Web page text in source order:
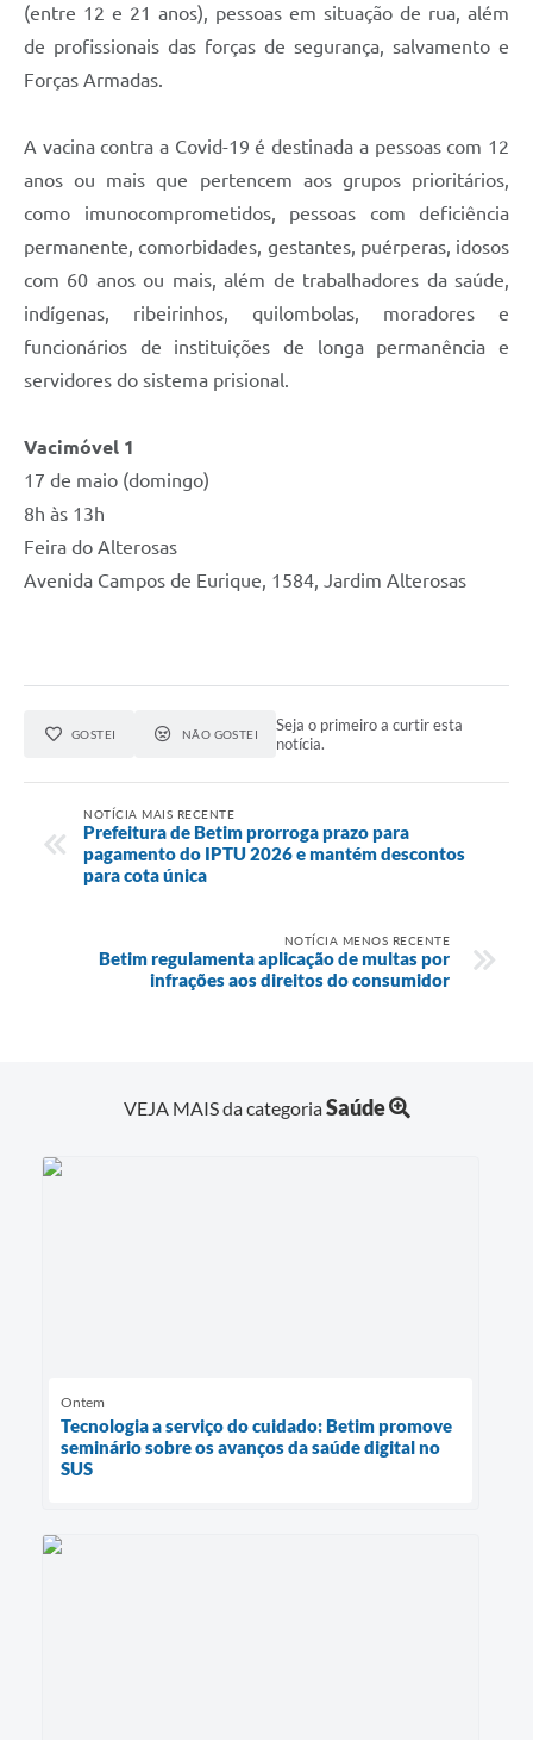
(entre 12 e 21 anos), pessoas em situação de rua, além
de profissionais das forças de segurança, salvamento e
Forças Armadas.
A vacina contra a Covid-19 é destinada a pessoas com 12
anos ou mais que pertencem aos grupos prioritários,
como imunocomprometidos, pessoas com deficiência
permanente, comorbidades, gestantes, puérperas, idosos
com 60 anos ou mais, além de trabalhadores da saúde,
indígenas, ribeirinhos, quilombolas, moradores e
funcionários de instituições de longa permanência e
servidores do sistema prisional.
Vacimóvel 1
17 de maio (domingo)
8h às 13h
Feira do Alterosas
Avenida Campos de Eurique, 1584, Jardim Alterosas
GOSTEI NÃO GOSTEI
Seja o primeiro a curtir esta
notícia.
NOTÍCIA MAIS RECENTE
Prefeitura de Betim prorroga prazo para
pagamento do IPTU 2026 e mantém descontos
para cota única
NOTÍCIA MENOS RECENTE
Betim regulamenta aplicação de multas por
infrações aos direitos do consumidor
VEJA MAIS da categoriaSaúde
Ontem
Tecnologia a serviço do cuidado: Betim promove
seminário sobre os avanços da saúde digital no
SUS